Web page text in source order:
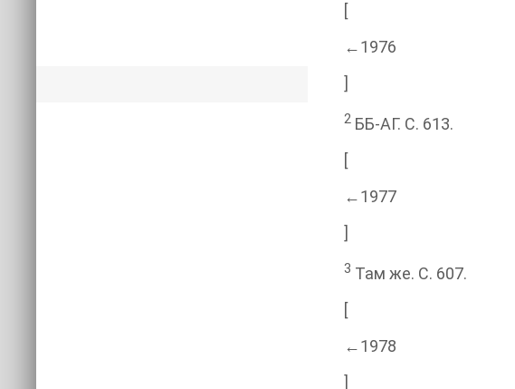
[
←1976
]
2 ББ-АГ. С. 613.
[
←1977
]
3 Там же. С. 607.
[
←1978
]